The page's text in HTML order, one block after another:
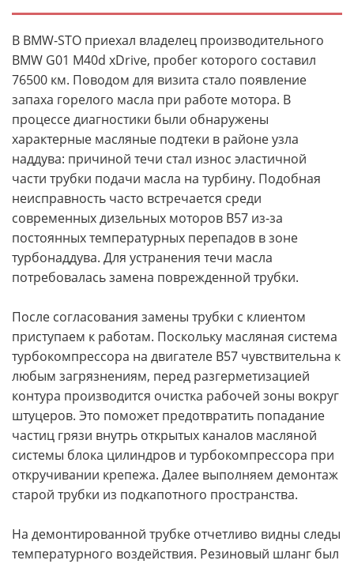
В BMW-STO приехал владелец производительного
BMW G01 M40d xDrive, пробег которого составил
76500 км. Поводом для визита стало появление
запаха горелого масла при работе мотора. В
процессе диагностики были обнаружены
характерные масляные подтеки в районе узла
наддува: причиной течи стал износ эластичной
части трубки подачи масла на турбину. Подобная
неисправность часто встречается среди
современных дизельных моторов B57 из-за
постоянных температурных перепадов в зоне
турбонаддува. Для устранения течи масла
потребовалась замена поврежденной трубки.
После согласования замены трубки с клиентом
приступаем к работам. Поскольку масляная система
турбокомпрессора на двигателе B57 чувствительна к
любым загрязнениям, перед разгерметизацией
контура производится очистка рабочей зоны вокруг
штуцеров. Это поможет предотвратить попадание
частиц грязи внутрь открытых каналов масляной
системы блока цилиндров и турбокомпрессора при
откручивании крепежа. Далее выполняем демонтаж
старой трубки из подкапотного пространства.
На демонтированной трубке отчетливо видны следы
температурного воздействия. Резиновый шланг был